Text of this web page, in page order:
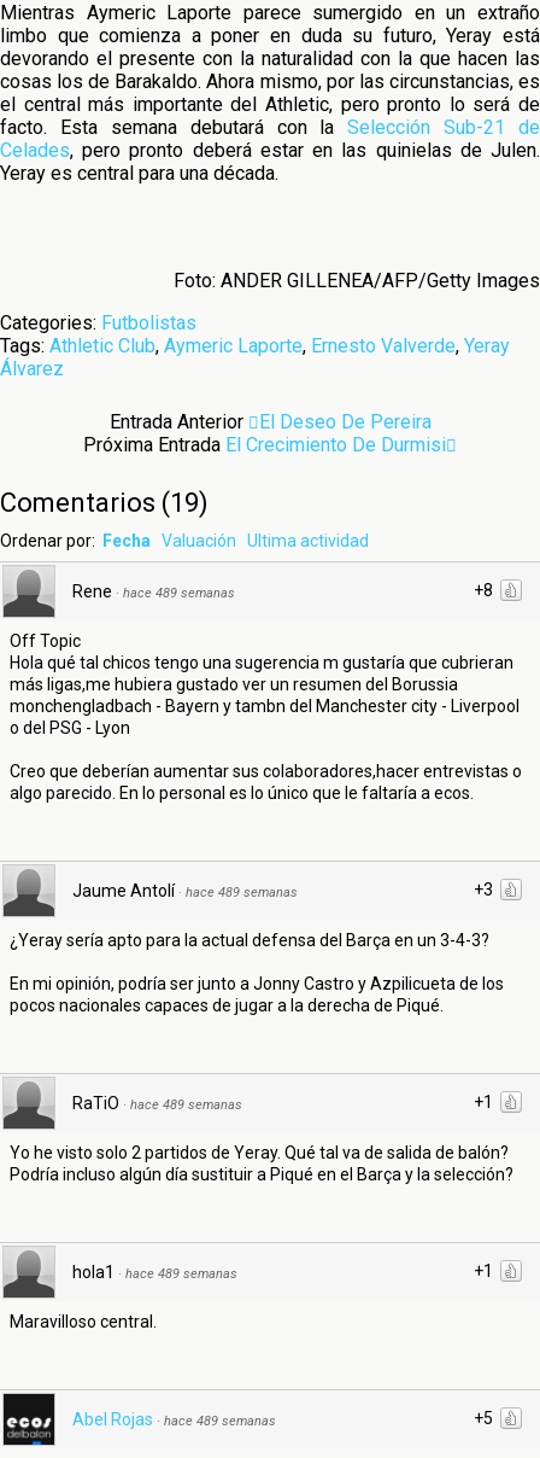
Mientras Aymeric Laporte parece sumergido en un extraño
limbo que comienza a poner en duda su futuro, Yeray está
devorando el presente con la naturalidad con la que hacen las
cosas los de Barakaldo. Ahora mismo, por las circunstancias, es
el central más importante del Athletic, pero pronto lo será de
facto. Esta semana debutará con laSelección Sub-21 de
Celades, pero pronto deberá estar en las quinielas de Julen.
Yeray es central para una década.
Foto: ANDER GILLENEA/AFP/Getty Images
Categories: Futbolistas
Tags: Athletic Club, Aymeric Laporte, Ernesto Valverde, Yeray
Álvarez
Entrada Anterior
El Deseo De Pereira
Próxima Entrada El Crecimiento De Durmisi
Comentarios (19)
Ordenar por: Fecha Valuación Ultima actividad
+8
Rene · hace 489 semanas
Off Topic
Hola qué tal chicos tengo una sugerencia m gustaría que cubrieran
más ligas,me hubiera gustado ver un resumen del Borussia
monchengladbach - Bayern y tambn del Manchester city - Liverpool
o del PSG - Lyon
Creo que deberían aumentar sus colaboradores,hacer entrevistas o
algo parecido. En lo personal es lo único que le faltaría a ecos.
+3
Jaume Antolí · hace 489 semanas
¿Yeray sería apto para la actual defensa del Barça en un 3-4-3?
En mi opinión, podría ser junto a Jonny Castro y Azpilicueta de los
pocos nacionales capaces de jugar a la derecha de Piqué.
+1
RaTiO · hace 489 semanas
Yo he visto solo 2 partidos de Yeray. Qué tal va de salida de balón?
Podría incluso algún día sustituir a Piqué en el Barça y la selección?
+1
hola1 · hace 489 semanas
Maravilloso central.
+5
Abel Rojas · hace 489 semanas